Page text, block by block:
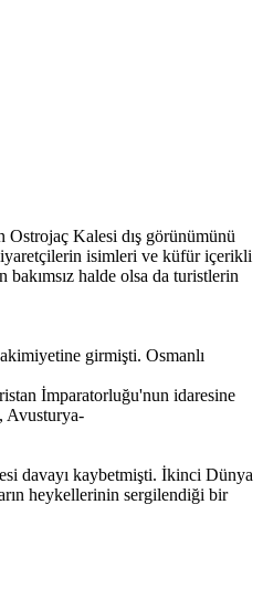
Ostrojaç Kalesi dış görünümünü
isimleri ve küfür içerikli
halde olsa da turistlerin
girmişti. Osmanlı
İmparatorluğu'nun idaresine
Avusturya-
davayı kaybetmişti. İkinci Dünya
heykellerinin sergilendiği bir